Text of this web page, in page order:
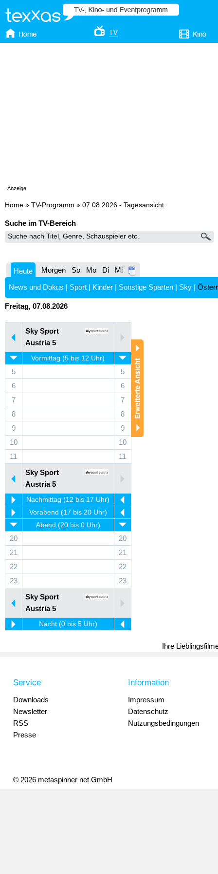
Anzeige
Home » TV-Programm » 07.08.2026 - Tagesansicht
Suche im TV-Bereich
Heute Morgen So Mo Di Mi
News und Dokus | Sport | Kinder | Sonstige Sparten | Sky |
Freitag, 07.08.2026
Sky Sport
Austria 5
Vormittag (5 bis 12 Uhr)
5
5
6
6
7
7
8
8
9
9
10
10
11
11
Sky Sport
Austria 5
Nachmittag (12 bis 17 Uhr)
Vorabend (17 bis 20 Uhr)
Abend (20 bis 0 Uhr)
20
20
21
21
22
22
23
23
Sky Sport
Austria 5
Nacht (0 bis 5 Uhr)
Ihre
Service
Downloads
Newsletter
RSS
Presse
Information
Impressum
Datenschutz
Nutzungsbedingungen
© 2026 metaspinner net GmbH